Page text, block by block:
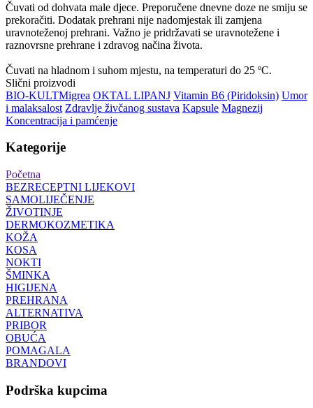
Čuvati od dohvata male djece. Preporučene dnevne doze ne smiju se
prekoračiti. Dodatak prehrani nije nadomjestak ili zamjena
uravnoteženoj prehrani. Važno je pridržavati se uravnotežene i
raznovrsne prehrane i zdravog načina života.
Čuvati na hladnom i suhom mjestu, na temperaturi do 25 ºC.
Slični proizvodi
BIO-KULTMigrea OKTAL LIPANJ Vitamin B6 (Piridoksin) Umor
i malaksalost Zdravlje živčanog sustava Kapsule Magnezij
Koncentracija i pamćenje
Kategorije
Početna
BEZRECEPTNI LIJEKOVI
SAMOLIJEČENJE
ŽIVOTINJE
DERMOKOZMETIKA
KOŽA
KOSA
NOKTI
ŠMINKA
HIGIJENA
PREHRANA
ALTERNATIVA
PRIBOR
OBUĆA
POMAGALA
BRANDOVI
Podrška kupcima